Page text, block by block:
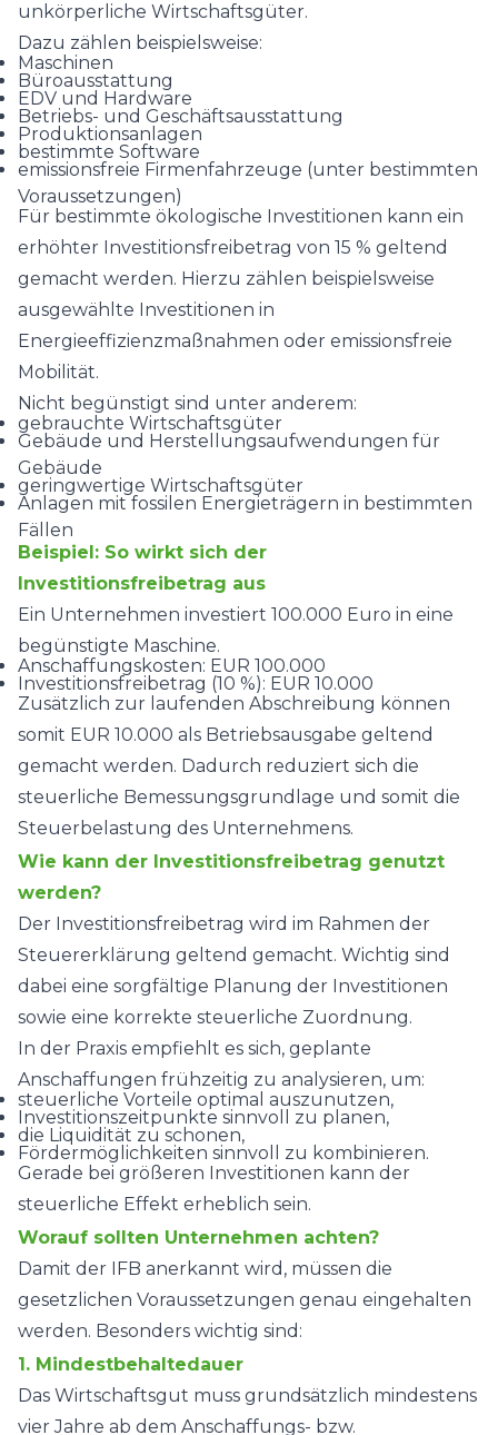
unkörperliche Wirtschaftsgüter.
Dazu zählen beispielsweise:
Maschinen
Büroausstattung
EDV und Hardware
Betriebs- und Geschäftsausstattung
Produktionsanlagen
bestimmte Software
emissionsfreie Firmenfahrzeuge (unter bestimmten
Voraussetzungen)
Für bestimmte ökologische Investitionen kann ein
erhöhter Investitionsfreibetrag von 15 % geltend
gemacht werden. Hierzu zählen beispielsweise
ausgewählte Investitionen in
Energieeffizienzmaßnahmen oder emissionsfreie
Mobilität.
Nicht begünstigt sind unter anderem:
gebrauchte Wirtschaftsgüter
Gebäude und Herstellungsaufwendungen für
Gebäude
geringwertige Wirtschaftsgüter
Anlagen mit fossilen Energieträgern in bestimmten
Fällen
Beispiel: So wirkt sich der
Investitionsfreibetrag aus
Ein Unternehmen investiert 100.000 Euro in eine
begünstigte Maschine.
Anschaffungskosten: EUR 100.000
Investitionsfreibetrag (10 %): EUR 10.000
Zusätzlich zur laufenden Abschreibung können
somit EUR 10.000 als Betriebsausgabe geltend
gemacht werden. Dadurch reduziert sich die
steuerliche Bemessungsgrundlage und somit die
Steuerbelastung des Unternehmens.
Wie kann der Investitionsfreibetrag genutzt
werden?
Der Investitionsfreibetrag wird im Rahmen der
Steuererklärung geltend gemacht. Wichtig sind
dabei eine sorgfältige Planung der Investitionen
sowie eine korrekte steuerliche Zuordnung.
In der Praxis empfiehlt es sich, geplante
Anschaffungen frühzeitig zu analysieren, um:
steuerliche Vorteile optimal auszunutzen,
Investitionszeitpunkte sinnvoll zu planen,
die Liquidität zu schonen,
Fördermöglichkeiten sinnvoll zu kombinieren.
Gerade bei größeren Investitionen kann der
steuerliche Effekt erheblich sein.
Worauf sollten Unternehmen achten?
Damit der IFB anerkannt wird, müssen die
gesetzlichen Voraussetzungen genau eingehalten
werden. Besonders wichtig sind:
1. Mindestbehaltedauer
Das Wirtschaftsgut muss grundsätzlich mindestens
vier Jahre ab dem Anschaffungs- bzw.